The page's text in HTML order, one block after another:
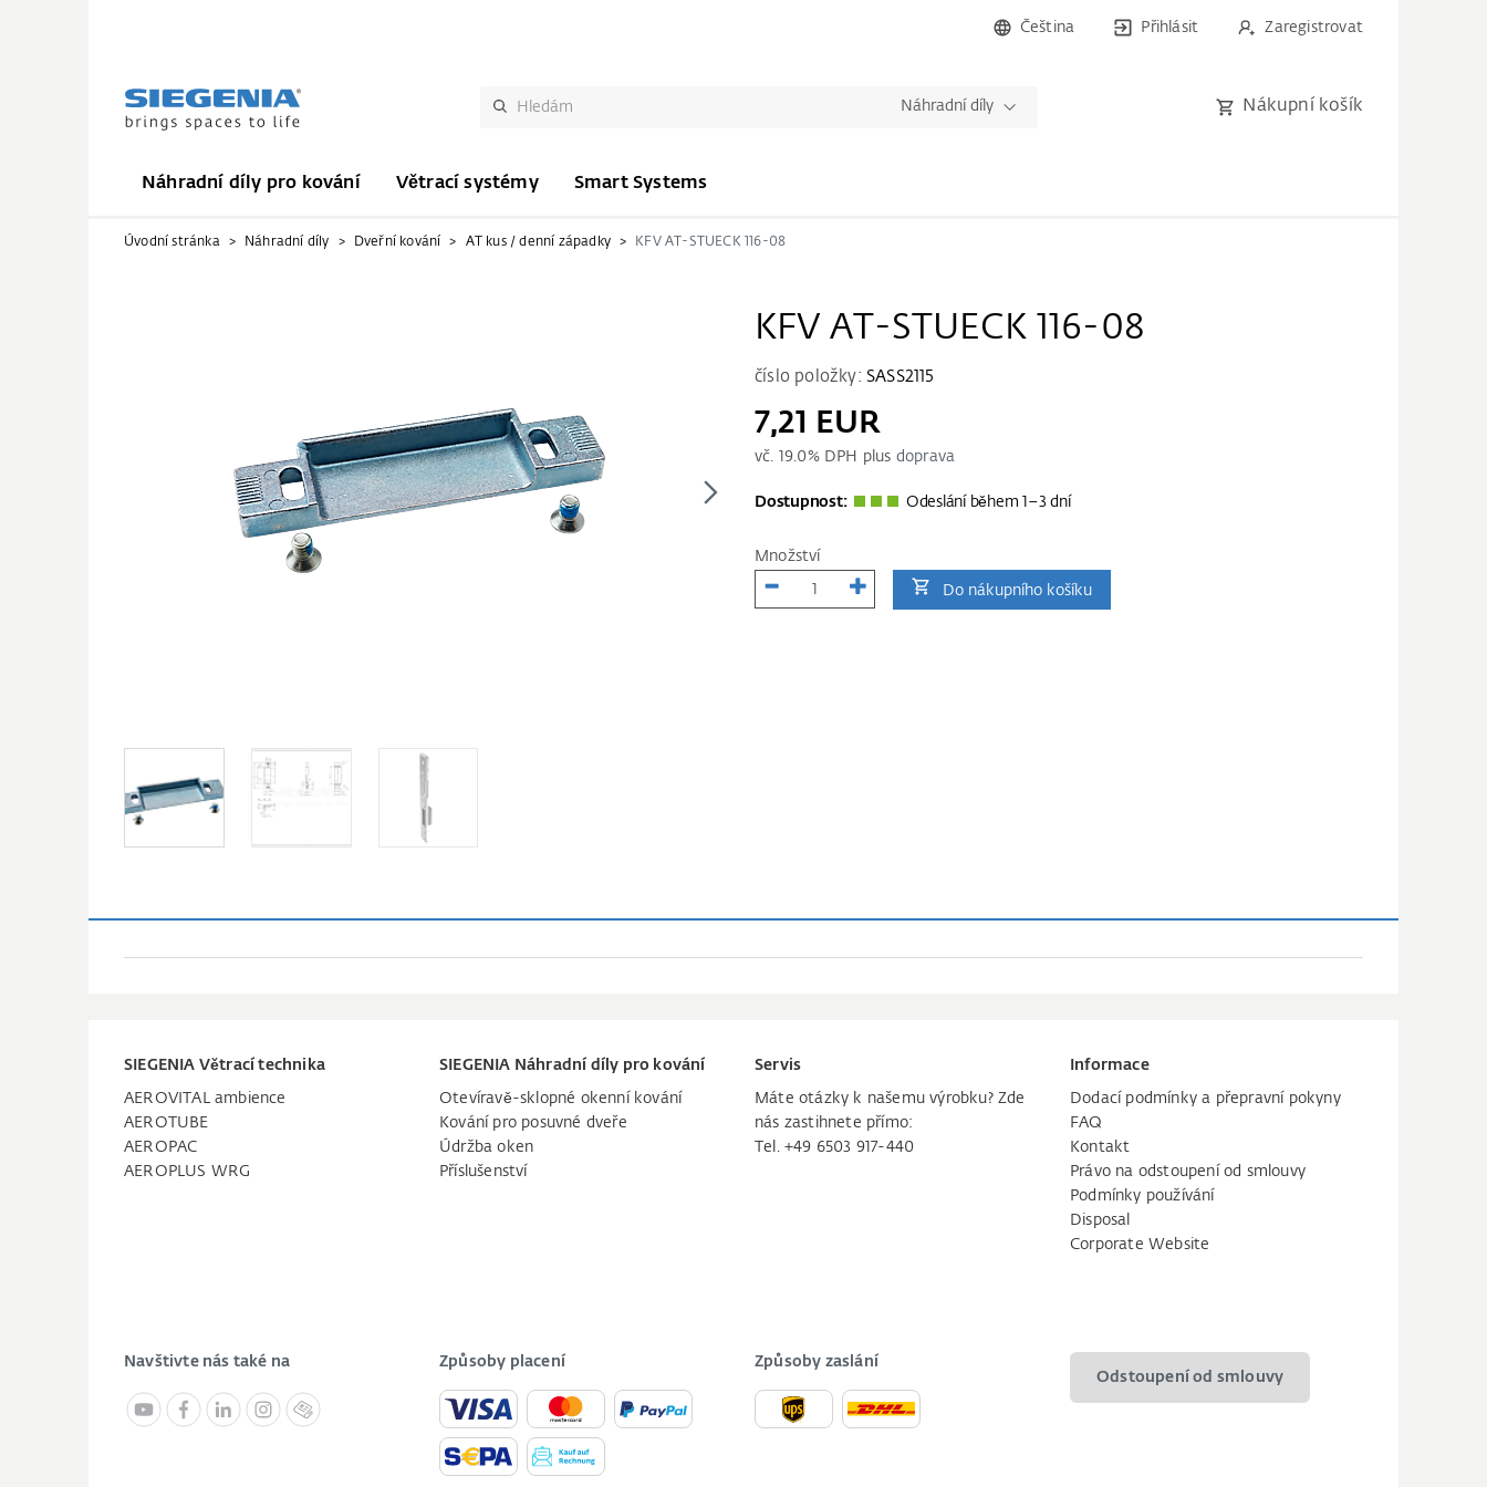
Čeština Přihlásit Zaregistrovat
Náhradní díly Nákupní košík
Náhradní díly pro kování Větrací systémy Smart Systems
Úvodní stránka Náhradní díly Dveřní kování AT kus / denní západky KFV AT-STUECK 116-08
KFV AT-STUECK 116-08
číslo položky: SASS2115
7,21 EUR
vč. 19.0% DPH plus doprava
Dostupnost: Odeslání během 1–3 dní
Množství
Do nákupního košíku
SIEGENIA Větrací technika
AEROVITAL ambience
AEROTUBE
AEROPAC
AEROPLUS WRG
SIEGENIA Náhradní díly pro kování
Otevíravě-sklopné okenní kování
Kování pro posuvné dveře
Údržba oken
Příslušenství
Servis
Máte otázky k našemu výrobku? Zde
nás zastihnete přímo:
Tel. +49 6503 917-440
Informace
Dodací podmínky a přepravní pokyny
FAQ
Kontakt
Právo na odstoupení od smlouvy
Podmínky používání
Disposal
Corporate Website
Navštivte nás také na Způsoby placení
Způsoby zaslání
Odstoupení od smlouvy